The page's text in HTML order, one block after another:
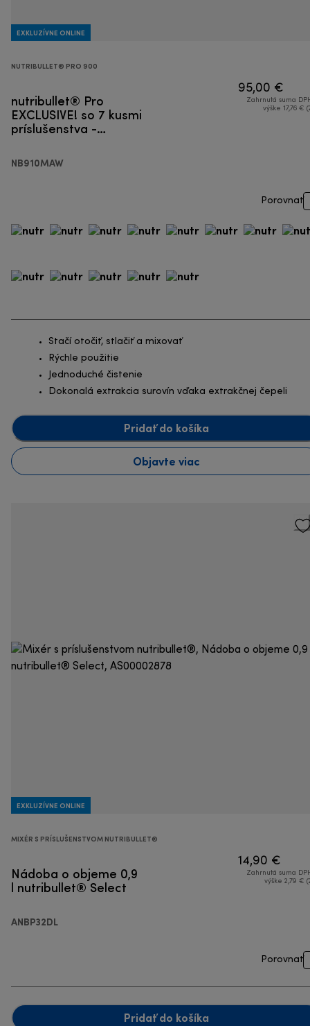
EXKLUZÍVNE ONLINE
NUTRIBULLET® PRO 900
nutribullet® Pro
EXCLUSIVE! so 7 kusmi
príslušenstva -
NB910MAW
95,00 €
Zahrnutá suma
výške 17,76 €
Porovnať
Stačí otočiť, stlačiť a mixovať
Rýchle použitie
Jednoduché čistenie
Dokonalá extrakcia surovín vďaka extrakčnej čepeli
Pridať do košíka
Objavte viac
EXKLUZÍVNE ONLINE
MIXÉR S PRÍSLUŠENSTVOM NUTRIBULLET®
Nádoba o objeme 0,9
l nutribullet® Select
ANBP32DL
14,90 €
Zahrnutá suma
výške 2,79 €
Porovnať
Pridať do košíka